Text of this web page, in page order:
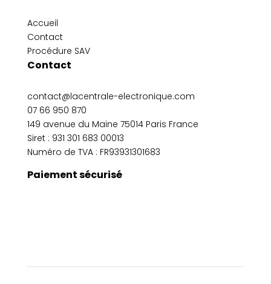
Accueil
Contact
Procédure SAV
Contact
contact@lacentrale-electronique.com
07 66 950 870
149 avenue du Maine 75014 Paris France
Siret : 931 301 683 00013
Numéro de TVA : FR93931301683
Paiement sécurisé